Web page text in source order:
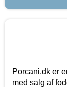
Porcani.dk er
med salg af